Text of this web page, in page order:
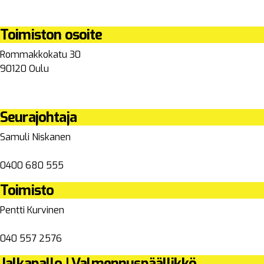
Toimiston osoite
Rommakkokatu 30
90120 Oulu
Seurajohtaja
Samuli Niskanen
0400 680 555
Toimisto
Pentti Kurvinen
040 557 2576